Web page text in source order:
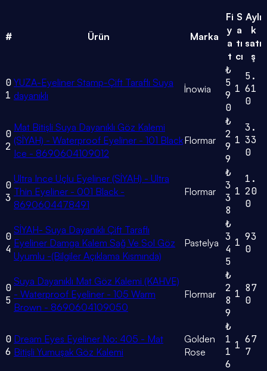
# Ürün Marka
Fi
y
a
t
S
a
tı
cı
Aylı
k
satı
ş
0
1
YUZA-Eyeliner Stamp-Çift Taraflı Suya
dayanıklı
İnowia
₺
5
9
0
1
5.
61
0
0
2
Mat Bitişli Suya Dayanıklı Göz Kalemi
(SİYAH) - Waterproof Eyeliner - 101 Black
Ice - 8690604109012
Flormar
₺
2
9
9
1
3.
33
0
0
3
Ultra Ince Uçlu Eyeliner (SİYAH) - Ultra
Thin Eyeliner - 001 Black -
8690604478491
Flormar
₺
3
3
8
1
1.
20
0
0
4
SİYAH- Suya Dayanıklı Çift Taraflı
Eyeliner Damga Kalem Sağ Ve Sol Göz
Uyumlu -(Bilgiler Açıklama Kısmında)
Pastelya
₺
3
4
5
1 93
0
0
5
Suya Dayanıklı Mat Göz Kalemi (KAHVE)
- Waterproof Eyeliner - 105 Warm
Brown - 8690604109050
Flormar
₺
2
8
9
1 87
0
0
6
Dream Eyes Eyeliner No: 405 - Mat
Bitişli Yumuşak Göz Kalemi
Golden
Rose
₺
1
1
6
1 67
7